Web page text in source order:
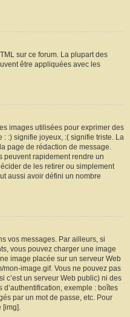
sur ce forum. La plupart des
être appliquées avec les
images utilisées pour exprimer des
:) signifie joyeux, :( signifie triste. La
page de rédaction de message.
peuvent rapidement rendre un
de les retirer ou simplement
aussi avoir défini un nombre
vos messages. Par ailleurs, si
vous pouvez charger une image
image placée sur un serveur Web
mon-image.gif. Vous ne pouvez pas
c’est un serveur Web public) ni des
exemple : boîtes
par un mot de passe, etc. Pour
[img].